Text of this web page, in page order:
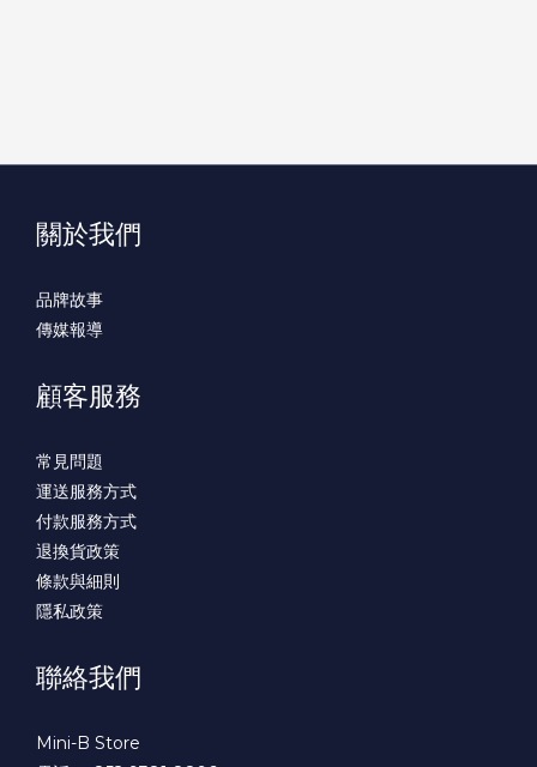
關於我們
品牌故事
傳媒報導
顧客服務
常見問題
運送服務方式
付款服務方式
退換貨政策
條款與細則
隱私政策
聯絡我們
Mini-B Store